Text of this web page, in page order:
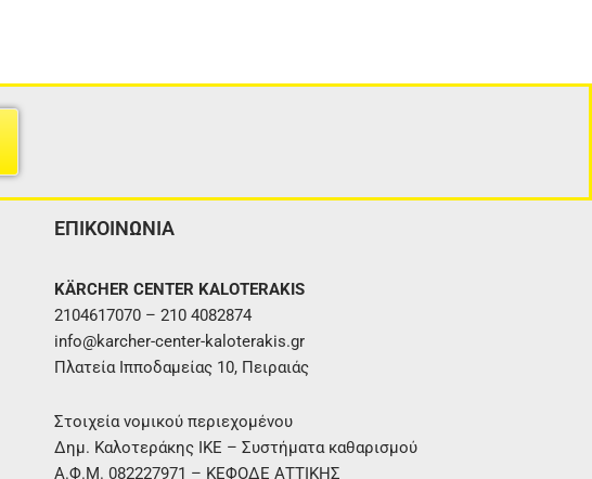
ΕΠΙΚΟΙΝΩΝΙΑ
KÄRCHER CENTER KALOTERAKIS
2104617070 – 210 4082874
info@karcher-center-kaloterakis.gr
Πλατεία Ιπποδαμείας 10, Πειραιάς
Στοιχεία νομικού περιεχομένου
Δημ. Καλοτεράκης ΙΚΕ – Συστήματα καθαρισμού
Α.Φ.Μ. 082227971 – ΚΕΦΟΔΕ ΑΤΤΙΚΗΣ